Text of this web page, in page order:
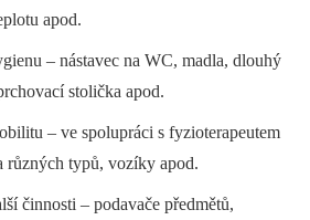
apod.
–⁠ nástavec na WC, madla, dlouhý
stolička apod.
–⁠ ve spolupráci s fyzioterapeutem
různých typů, vozíky apod.
činnosti –⁠ podavače předmětů,